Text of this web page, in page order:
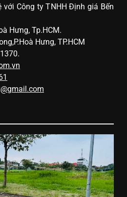
Công ty TNHH Định giá Bến
Hưng, Tp.HCM.
Hưng, TP.HCM